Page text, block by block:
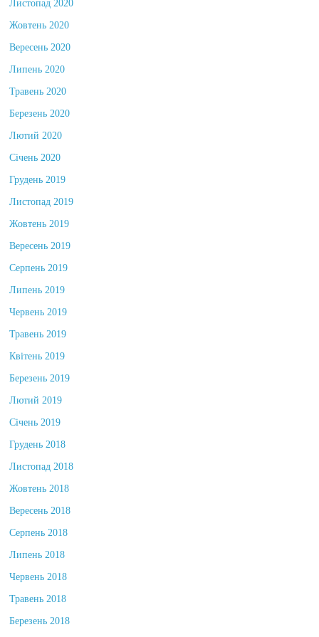
Листопад 2020
Жовтень 2020
Вересень 2020
Липень 2020
Травень 2020
Березень 2020
Лютий 2020
Січень 2020
Грудень 2019
Листопад 2019
Жовтень 2019
Вересень 2019
Серпень 2019
Липень 2019
Червень 2019
Травень 2019
Квітень 2019
Березень 2019
Лютий 2019
Січень 2019
Грудень 2018
Листопад 2018
Жовтень 2018
Вересень 2018
Серпень 2018
Липень 2018
Червень 2018
Травень 2018
Березень 2018